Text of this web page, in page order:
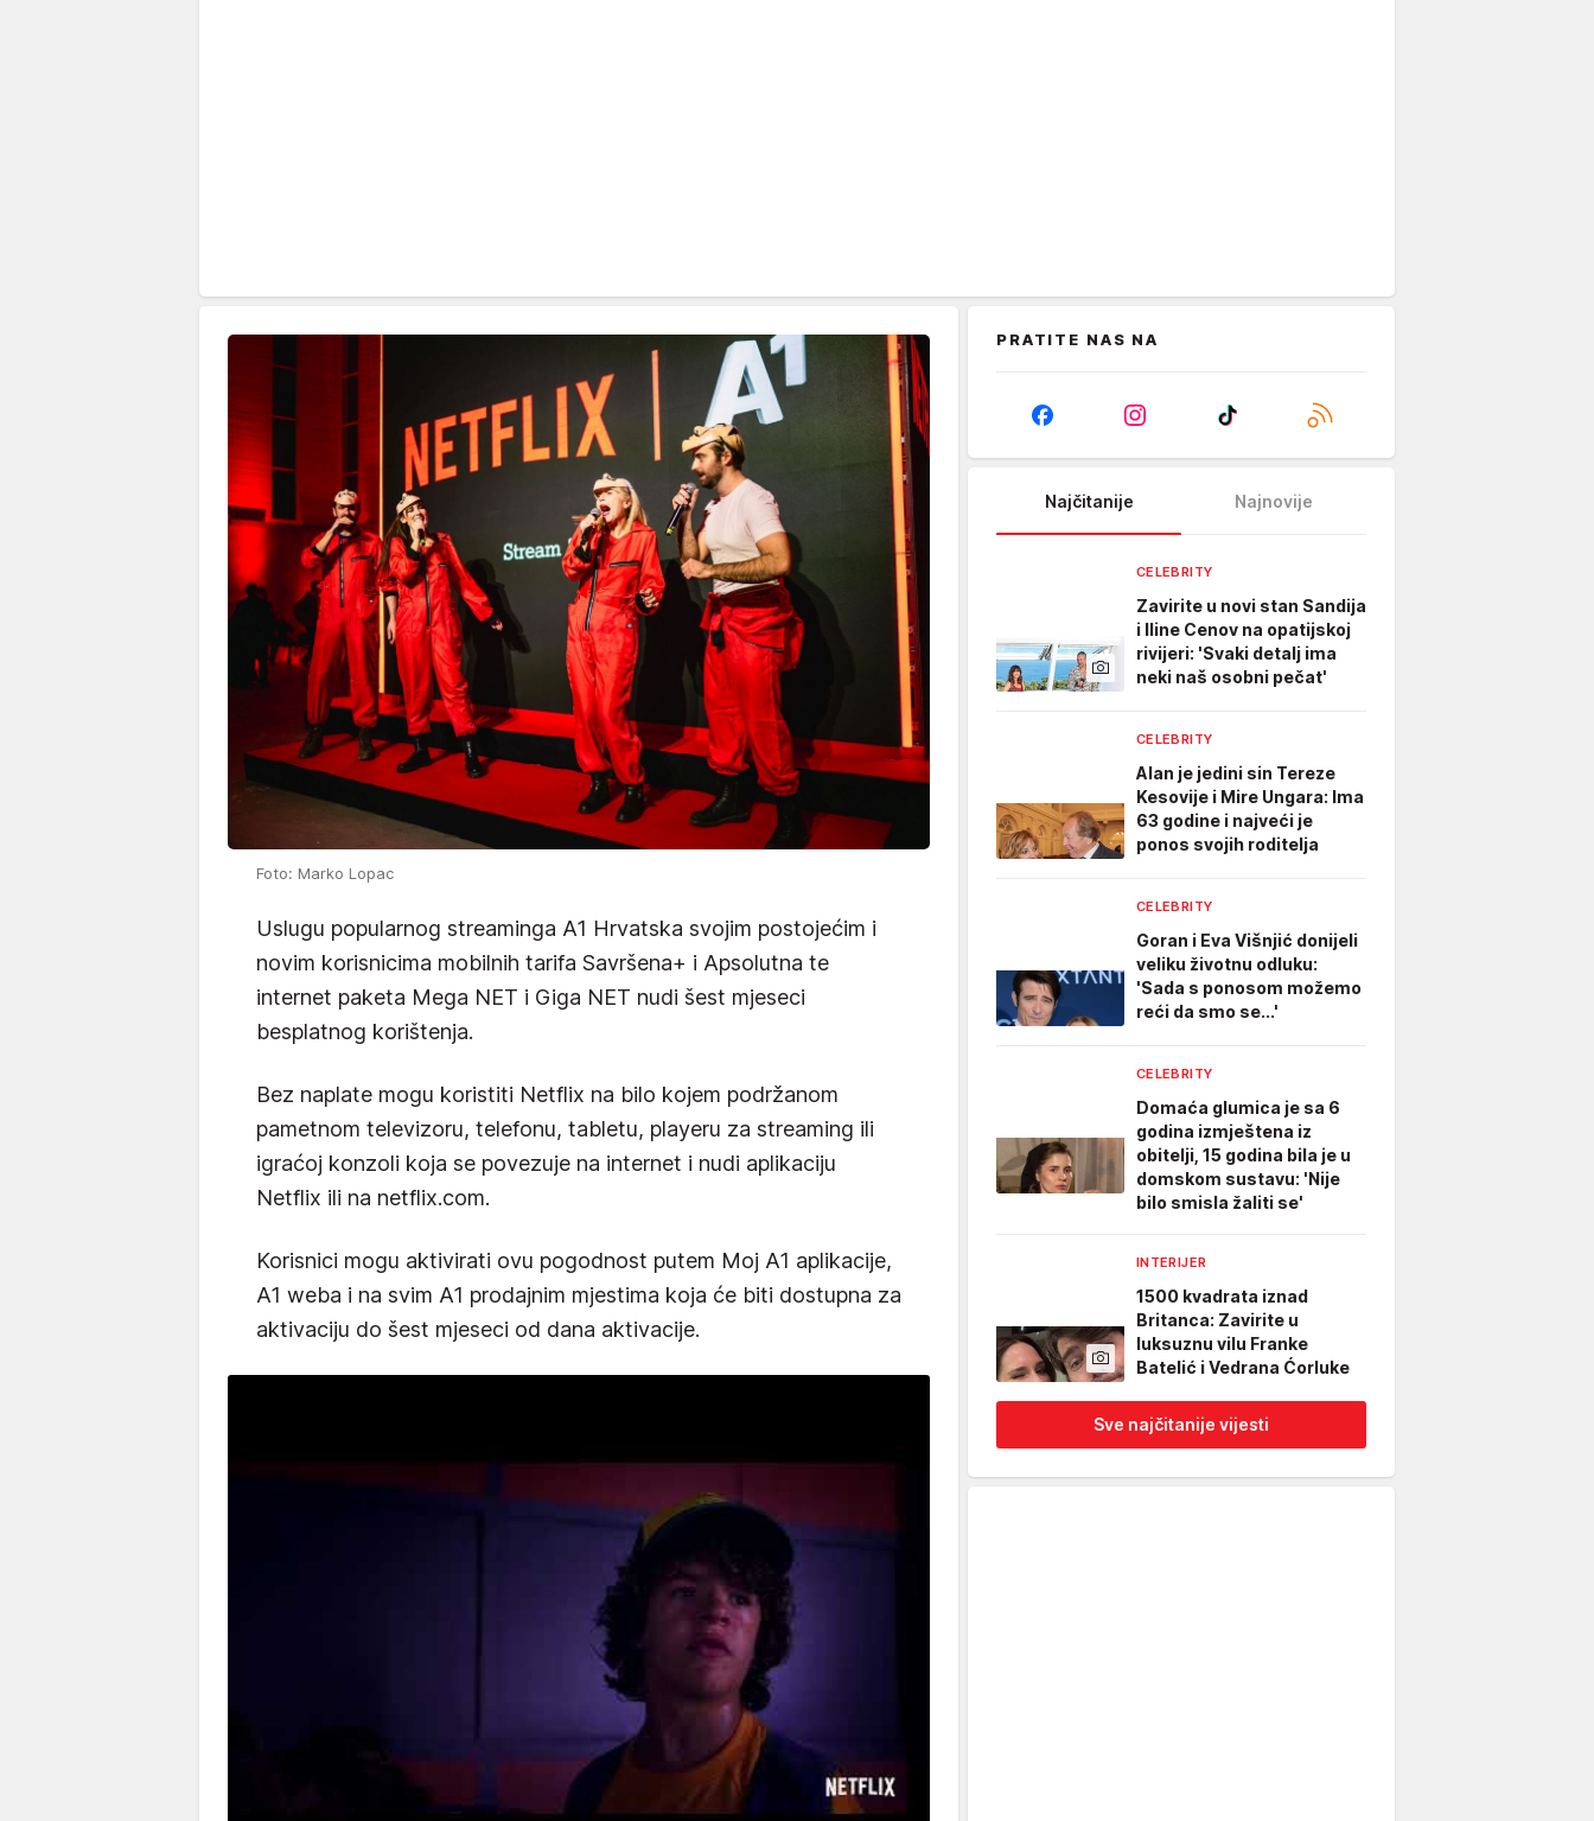
Foto: Marko Lopac
Uslugu popularnog streaminga A1 Hrvatska svojim postojećim i
novim korisnicima mobilnih tarifa Savršena+ i Apsolutna te
internet paketa Mega NET i Giga NET nudi šest mjeseci
besplatnog korištenja.
Bez naplate mogu koristiti Netflix na bilo kojem podržanom
pametnom televizoru, telefonu, tabletu, playeru za streaming ili
igraćoj konzoli koja se povezuje na internet i nudi aplikaciju
Netflix ili na netflix.com.
Korisnici mogu aktivirati ovu pogodnost putem Moj A1 aplikacije,
A1 weba i na svim A1 prodajnim mjestima koja će biti dostupna za
aktivaciju do šest mjeseci od dana aktivacije.
PRATITE NAS NA
Najčitanije Najnovije
CELEBRITY
Zavirite u novi stan Sandija
i Iline Cenov na opatijskoj
rivijeri: 'Svaki detalj ima
neki naš osobni pečat'
CELEBRITY
Alan je jedini sin Tereze
Kesovije i Mire Ungara: Ima
63 godine i najveći je
ponos svojih roditelja
CELEBRITY
Goran i Eva Višnjić donijeli
veliku životnu odluku:
'Sada s ponosom možemo
reći da smo se...'
CELEBRITY
Domaća glumica je sa 6
godina izmještena iz
obitelji, 15 godina bila je u
domskom sustavu: 'Nije
bilo smisla žaliti se'
INTERIJER
1500 kvadrata iznad
Britanca: Zavirite u
luksuznu vilu Franke
Batelić i Vedrana Ćorluke
Sve najčitanije vijesti